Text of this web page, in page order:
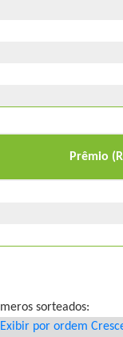
Prêmio
sorteados:
Exibir por ordem